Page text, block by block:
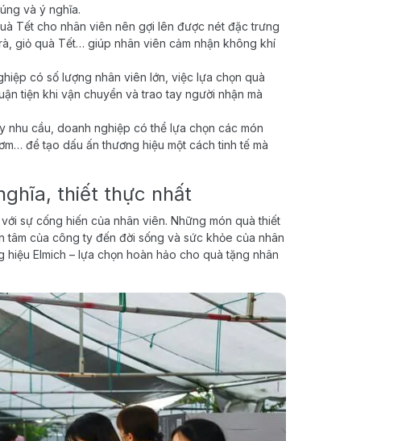
và ý nghĩa.
Tết cho nhân viên nên gợi lên được nét đặc trưng
giỏ quà Tết… giúp nhân viên cảm nhận không khí
có số lượng nhân viên lớn, việc lựa chọn quà
tiện khi vận chuyển và trao tay người nhận mà
nhu cầu, doanh nghiệp có thể lựa chọn các món
để tạo dấu ấn thương hiệu một cách tinh tế mà
thiết thực nhất
sự cống hiến của nhân viên. Những món quà thiết
của công ty đến đời sống và sức khỏe của nhân
Elmich – lựa chọn hoàn hảo cho quà tặng nhân